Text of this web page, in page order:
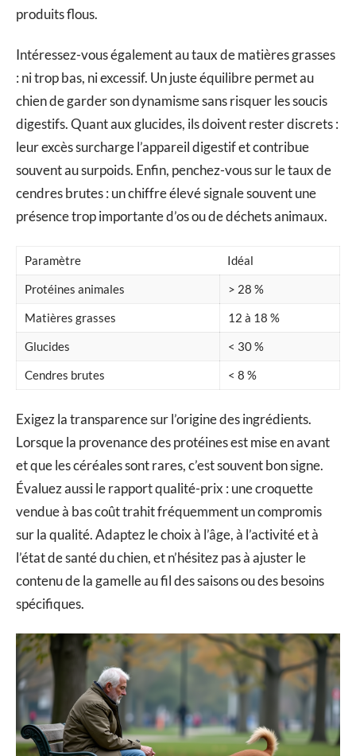
produits flous.
Intéressez-vous également au taux de matières grasses
: ni trop bas, ni excessif. Un juste équilibre permet au
chien de garder son dynamisme sans risquer les soucis
digestifs. Quant aux glucides, ils doivent rester discrets :
leur excès surcharge l’appareil digestif et contribue
souvent au surpoids. Enfin, penchez-vous sur le taux de
cendres brutes : un chiffre élevé signale souvent une
présence trop importante d’os ou de déchets animaux.
Paramètre
Idéal
Protéines animales
> 28 %
Matières grasses
12 à 18 %
Glucides
< 30 %
Cendres brutes
< 8 %
Exigez la transparence sur l’origine des ingrédients.
Lorsque la provenance des protéines est mise en avant
et que les céréales sont rares, c’est souvent bon signe.
Évaluez aussi le rapport qualité-prix : une croquette
vendue à bas coût trahit fréquemment un compromis
sur la qualité. Adaptez le choix à l’âge, à l’activité et à
l’état de santé du chien, et n’hésitez pas à ajuster le
contenu de la gamelle au fil des saisons ou des besoins
spécifiques.